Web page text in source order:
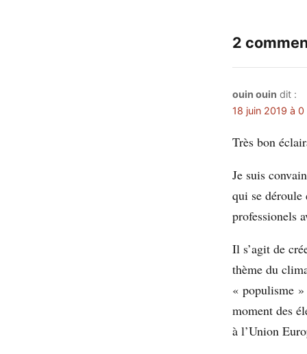
2
ouin ouin dit :
18 juin 2019 à
Très bon
Je suis
qui se déroule
professionels
Il s’agit de
thème du
« populisme
moment des
à l’Union